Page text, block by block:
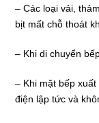
– Các loại vải,
bịt mất chỗ thoát
– Khi di chuyển
– Khi mặt bếp
điện lập tức và